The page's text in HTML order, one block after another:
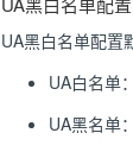
UA黑白名单配置
UA白名单
UA黑名单